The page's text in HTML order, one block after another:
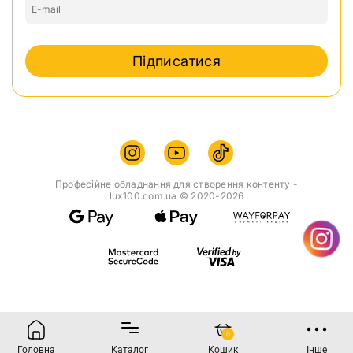
Головна Каталог
0
Кошик Інше
Максимальний вхідний струм: 2A
Вхідний інтерфейс: USB
Кабель зарядки
Подарунок - Шнур живлення для роутера - 2 шт.
Підписатися
Професійне обладнання для створення контенту -
lux100.com.ua © 2020-2026